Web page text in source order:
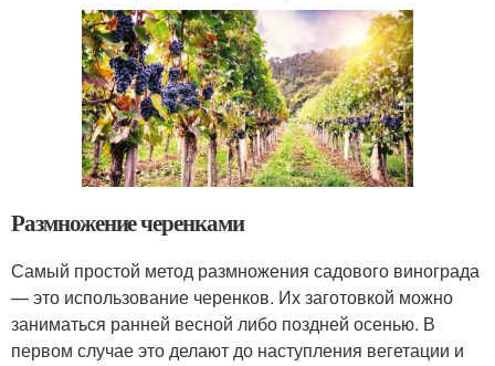
Размножение черенками
Самый простой метод размножения садового винограда
— это использование черенков. Их заготовкой можно
заниматься ранней весной либо поздней осенью. В
первом случае это делают до наступления вегетации и